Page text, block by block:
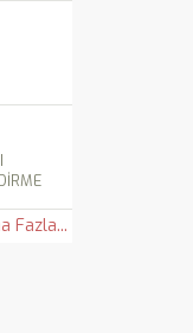
Fazla...